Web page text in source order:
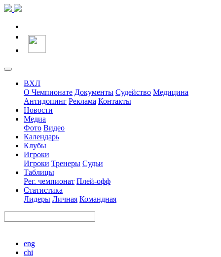
ВХЛ
О Чемпионате Документы Судейство Медицина
Антидопинг Реклама Контакты
Новости
Медиа
Фото Видео
Календарь
Клубы
Игроки
Игроки Тренеры Судьи
Таблицы
Рег. чемпионат Плей-офф
Статистика
Лидеры Личная Командная
eng
chi